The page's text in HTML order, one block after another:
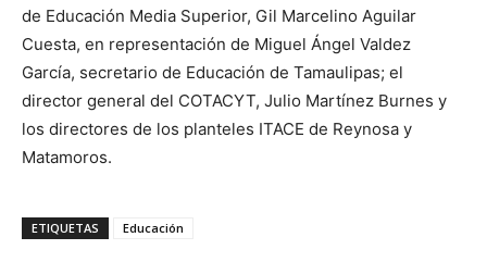
de Educación Media Superior, Gil Marcelino Aguilar
Cuesta, en representación de Miguel Ángel Valdez
García, secretario de Educación de Tamaulipas; el
director general del COTACYT, Julio Martínez Burnes y
los directores de los planteles ITACE de Reynosa y
Matamoros.
ETIQUETAS Educación